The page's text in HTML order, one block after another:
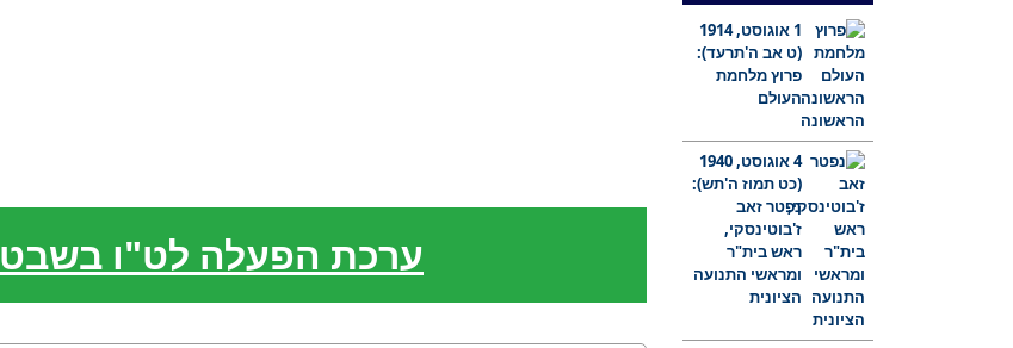
1 אוגוסט, 1914
(ט אב ה'תרעד):
פרוץ מלחמת
העולם
הראשונה
4 אוגוסט, 1940
(כט תמוז ה'תש):
נפטר זאב
ז'בוטינסקי,
ראש בית"ר
ומראשי התנועה
הציונית
ערכת הפעלה לט"ו בשבט